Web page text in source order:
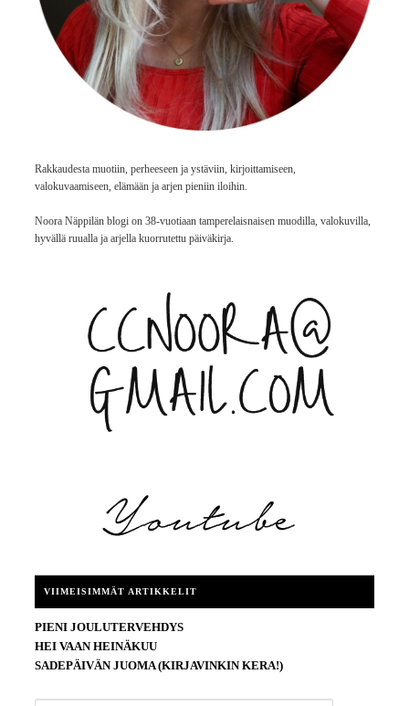
Rakkaudesta muotiin, perheeseen ja ystäviin, kirjoittamiseen,
valokuvaamiseen, elämään ja arjen pieniin iloihin.
Noora Näppilän blogi on 38-vuotiaan tamperelaisnaisen muodilla, valokuvilla,
hyvällä ruualla ja arjella kuorrutettu päiväkirja.
VIIMEISIMMÄT ARTIKKELIT
PIENI JOULUTERVEHDYS
HEI VAAN HEINÄKUU
SADEPÄIVÄN JUOMA (KIRJAVINKIN KERA!)